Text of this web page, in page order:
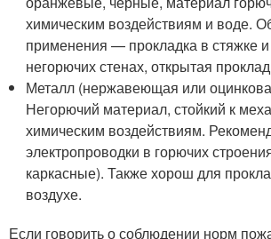
химическим воздействиям и воде.
применения — прокладка в стяжке
негорючих стенах, открытая
Металл (нержавеющая или
Негорючий материал, стойкий к
химическим воздействиям.
электропроводки в горючих
каркасные). Также хорош для
воздухе.
Если говорить о соблюдении норм